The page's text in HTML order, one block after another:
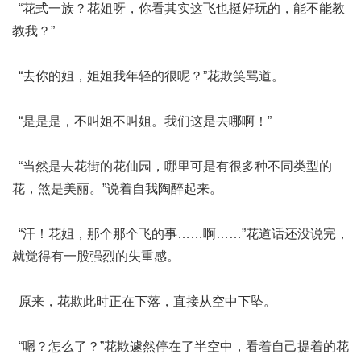
“花式一族？花姐呀，你看其实这飞也挺好玩的，能不能教
教我？”
“去你的姐，姐姐我年轻的很呢？”花欺笑骂道。
“是是是，不叫姐不叫姐。我们这是去哪啊！”
“当然是去花街的花仙园，哪里可是有很多种不同类型的
花，煞是美丽。”说着自我陶醉起来。
“汗！花姐，那个那个飞的事……啊……”花道话还没说完，
就觉得有一股强烈的失重感。
原来，花欺此时正在下落，直接从空中下坠。
“嗯？怎么了？”花欺遽然停在了半空中，看着自己提着的花